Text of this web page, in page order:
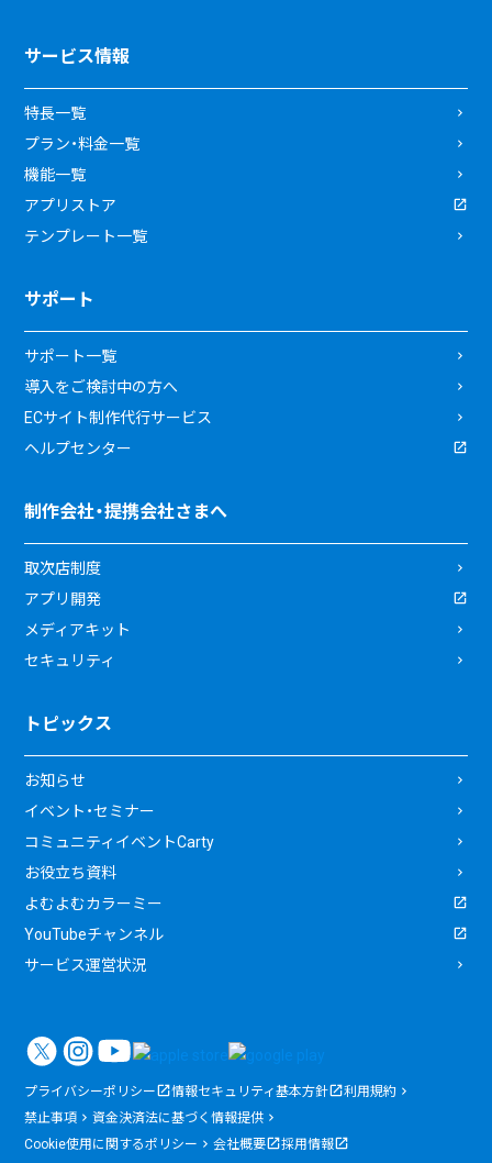
サービス情報
特長一覧
プラン・料金一覧
機能一覧
アプリストア
テンプレート一覧
サポート
サポート一覧
導入をご検討中の方へ
ECサイト制作代行サービス
ヘルプセンター
制作会社・提携会社さまへ
取次店制度
アプリ開発
メディアキット
セキュリティ
トピックス
お知らせ
イベント・セミナー
コミュニティイベントCarty
お役立ち資料
よむよむカラーミー
YouTubeチャンネル
サービス運営状況
プライバシーポリシー 情報セキュリティ基本方針
利用規約
禁止事項
資金決済法に基づく情報提供
Cookie使用に関するポリシー
会社概要 採用情報